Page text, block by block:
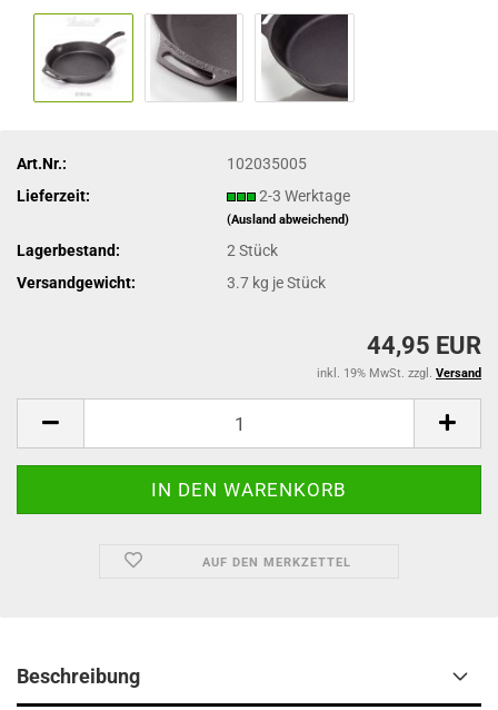
Art.Nr.:
102035005
Lieferzeit:
2-3 Werktage
(Ausland abweichend)
Lagerbestand: 2Stück
Versandgewicht:
3.7 kg je Stück
44,95 EUR
inkl. 19% MwSt. zzgl. Versand
AUF DEN MERKZETTEL
Beschreibung